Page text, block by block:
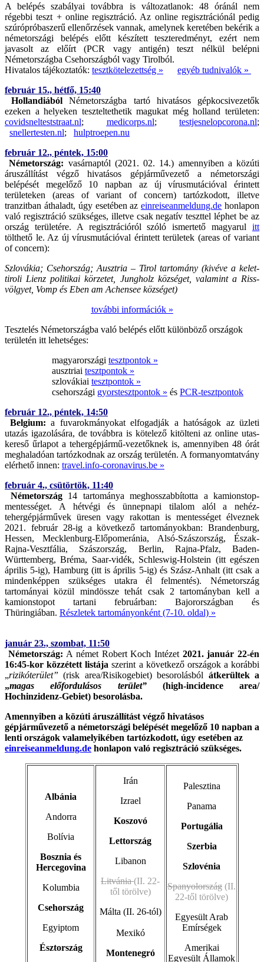
A belépés szabályai továbbra is változatlanok: 48 óránál nem
régebbi teszt + online regisztráció. Az online regisztrációnál pedig
szúrópróbaszerű ellenőrzések vannak, amelynek keretében bekérik a
németországi belépés előtt készített teszteredményt, ezért nem
javasolt az előírt (PCR vagy antigén) teszt nélkül belépni
Németországba Csehországból vagy Tirolból.
Hivatalos tájékoztatók: tesztkötelezettség »
egyéb tudnivalók »
február 15., hétfő, 15:40
Hollandiából Németországba tartó hivatásos gépkocsivezetők
ezeken a helyeken teszteltethetik magukat még holland területen:
covidsnelteststraat.nl; medicorps.nl;testjesnelopcorona.nl;
snellertesten.nl; hulptroepen.nu
február 12., péntek, 15:00
Németország: vasárnaptól (2021. 02. 14.) amennyiben a közúti
áruszállítást végző hivatásos gépjárművezető a németországi
belépését megelőző 10 napban az új vírusmutációval érintett
területeken (areas of variant of concern) tartózkodott, illetve
tranzitban áthaladt, úgy esetében azeinreiseanmeldung.de honlapon
való regisztráció szükséges, illetve csak negatív teszttel léphet be az
ország területére. A regisztrációról szóló ismertető magyarul itt
tölthető le. Az új vírusmutációval érintett területek (areas of variant
of concern):
Szlovákia; Csehország; Ausztria – Tirol tartomány (kivéve a kelet-
tiroli Lienz politikai körzetet, Jungholz községet, valamint a Riss-
völgyet, Vomp és Eben am Achensee községet)
további információk »
Tesztelés Németországba való belépés előtt különböző országok
területén itt lehetséges:
magyarországi tesztpontok »
ausztriai tesztpontok »
szlovákiai tesztpontok »
csehországi gyorstesztpontok » és PCR-tesztpontok
február 12., péntek, 14:50
Belgium: a fuvarokmányokat elfogadják a hatóságok az üzleti
utazás igazolására, de továbbra is kötelező kitölteni az online utas-
kereső űrlapot a tehergépjármű-vezetőknek is, amennyiben 48 órát
meghaladóan tartózkodnak az ország területén. A formanyomtatvány
elérhető innen: travel.info-coronavirus.be »
február 4., csütörtök, 11:40
Németország14 tartománya meghosszabbította a kamionstop-
mentességet. A hétvégi és ünnepnapi tilalom alól a nehéz-
tehergépjárművek üresen vagy rakottan is mentességet élveznek
2021. február 28-ig a következő tartományokban: Brandenburg,
Hessen, Mecklenburg-Előpomeránia, Alsó-Szászország, Észak-
Rajna-Vesztfália, Szászország, Berlin, Rajna-Pfalz, Baden-
Württemberg, Bréma, Saar-vidék, Schleswig-Holstein (itt egészen
április 5-ig), Hamburg (itt is április 5-ig) és Szász-Anhalt (itt csak a
mindenképpen szükséges utakra él felmentés). Németország
tartományai közül mindössze tehát csak 2 tartományban kell a
kamionstopot tartani februárban: Bajorországban és
Thüringiában. Részletek tartományonként (7-10. oldal) »
január 23., szombat, 11:50
Németország: A német Robert Koch Intézet 2021. január 22-én
16:45-kor közzétett listája szerint a következő országok a korábbi
„rizikóterület” (risk area/Risikogebiet) besorolásból átkerültek a
„magas előfordulásos terület”(high-incidence area/
Hochinzidenz-Gebiet) besorolásba.
Amennyiben a közúti áruszállítást végző hivatásos
gépjárművezető a németországi belépését megelőző 10 napban a
lenti országok valamelyikében tartózkodott, úgy esetében az
einreiseanmeldung.de honlapon való regisztráció szükséges.
Albánia
Andorra
Bolívia
Bosznia és
Hercegovina
Kolumbia
Csehország
Egyiptom
Észtország
Irán
Izrael
Koszovó
Lettország
Libanon
Litvánia(II. 22-
től törölve)
Málta (II. 26-tól)
Mexikó
Montenegró
Palesztina
Panama
Portugália
Szerbia
Szlovénia
Spanyolország (II.
22-től törölve)
Egyesült Arab
Emírségek
Amerikai
Egyesült Államok